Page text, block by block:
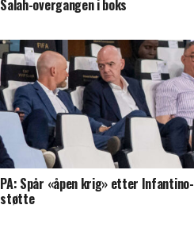
Salah-overgangen i boks
PA: Spår «åpen krig» etter Infantino-
støtte